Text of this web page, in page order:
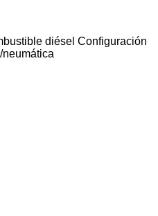
diésel Configuración
neumática